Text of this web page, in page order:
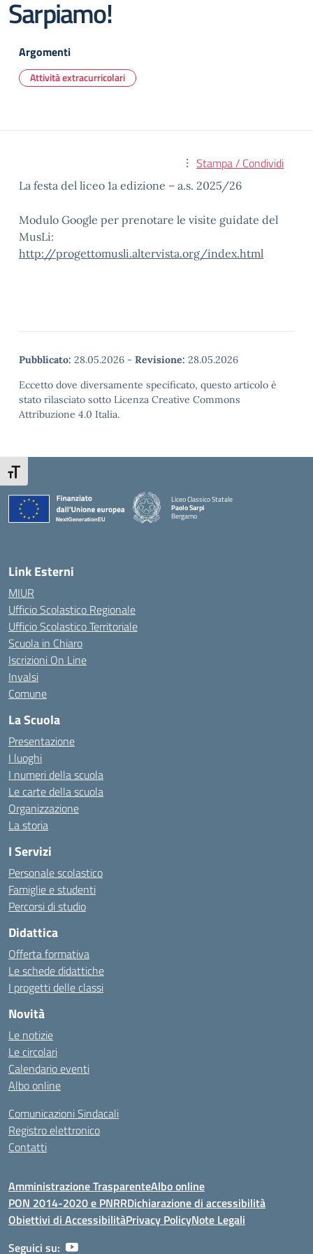
Attiva/disattiva dimensione testo
Sarpiamo!
Argomenti
Attività extracurricolari
Stampa / Condividi
La festa del liceo 1a edizione – a.s. 2025/26
Modulo Google per prenotare le visite guidate del
MusLi:
http://progettomusli.altervista.org/index.html
Pubblicato: 28.05.2026 - Revisione: 28.05.2026
Eccetto dove diversamente specificato, questo articolo è
stato rilasciato sotto Licenza Creative Commons
Attribuzione 4.0 Italia.
Liceo Classico Statale
Paolo Sarpi
Bergamo
— Visita la pagina iniziale della scuola
Link Esterni
MIUR
Ufficio Scolastico Regionale
Ufficio Scolastico Territoriale
Scuola in Chiaro
Iscrizioni On Line
Invalsi
Comune
La Scuola
Presentazione
I luoghi
I numeri della scuola
Le carte della scuola
Organizzazione
La storia
I Servizi
Personale scolastico
Famiglie e studenti
Percorsi di studio
Didattica
Offerta formativa
Le schede didattiche
I progetti delle classi
Novità
Le notizie
Le circolari
Calendario eventi
Albo online
Comunicazioni Sindacali
Registro elettronico
Contatti
Amministrazione TrasparenteAlbo online
PON 2014-2020 e PNRRDichiarazione di accessibilità
Obiettivi di AccessibilitàPrivacy PolicyNote Legali
Seguici su: